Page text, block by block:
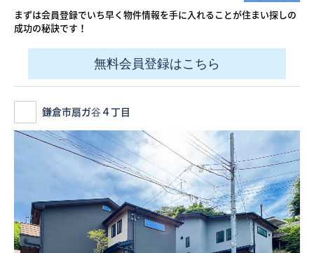
まずは会員登録でいち早く物件情報を手に入れることが住まい探しの
成功の秘訣です！
無料会員登録はこちら
鎌倉市扇ガ谷４丁目